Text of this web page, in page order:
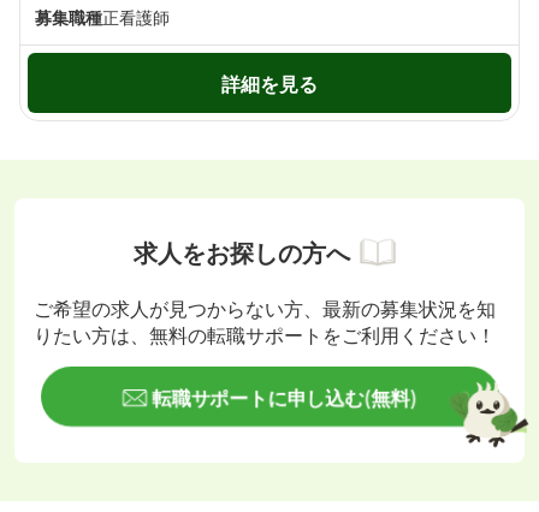
募集職種正看護師
詳細を見る
求人をお探しの方へ
ご希望の求人が見つからない方、最新の募集状況を知
りたい方は、無料の転職サポートをご利用ください！
転職サポートに申し込む(無料)